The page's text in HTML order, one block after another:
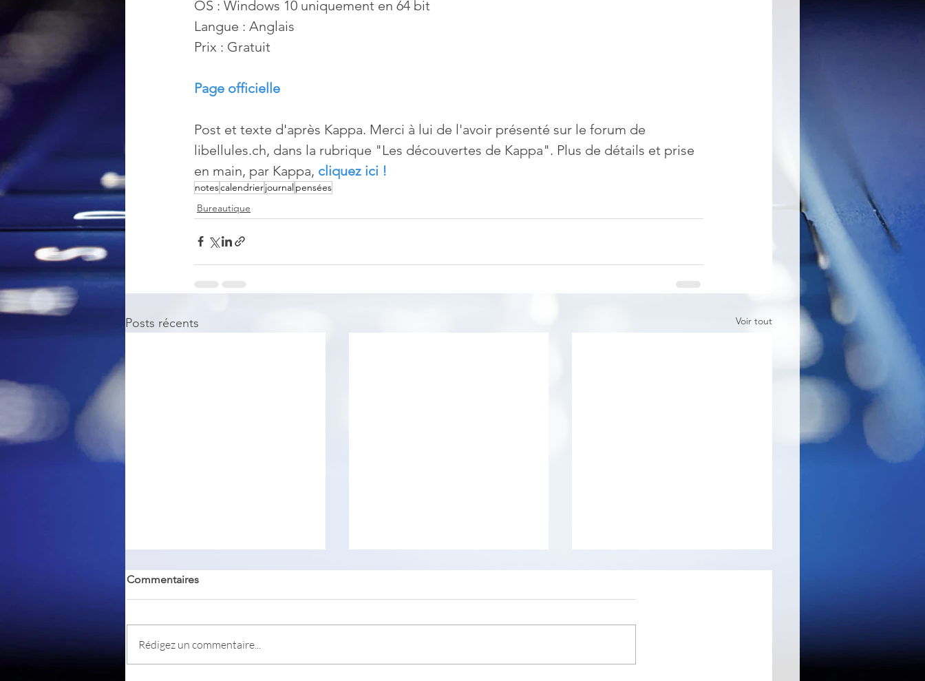
OS : Windows 10 uniquement en 64 bit
Langue : Anglais
Prix : Gratuit
Page officielle
Post et texte d'après Kappa. Merci à lui de l'avoir présenté sur le forum de
libellules.ch, dans la rubrique "Les découvertes de Kappa". Plus de détails et prise
en main, par Kappa, cliquez ici !
notescalendrierjournalpensées
Bureautique
Posts récents Voir tout
QPrompt Balabolka Tokri
Commentaires
Rédigez un commentaire...